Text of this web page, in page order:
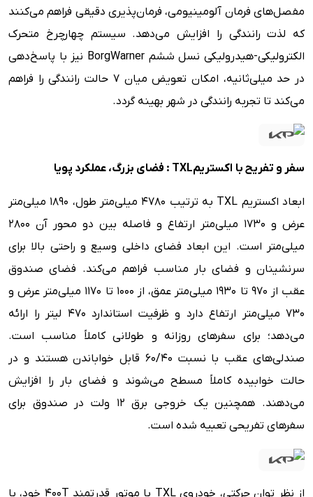
مفصل‌های فرمان آلومینیومی، فرمان‌پذیری دقیقی فراهم می‌کنند
که لذت رانندگی را افزایش می‌دهد. سیستم چهارچرخ متحرک
الکترولیکی-هیدرولیکی نسل ششم BorgWarner نیز با پاسخ‌دهی
در حد میلی‌ثانیه، امکان تعویض میان ۷ حالت رانندگی را فراهم
می‌کند تا تجربه رانندگی در شهر بهینه گردد.
سفر و تفریح با اکستریمTXL : فضای بزرگ، عملکرد پویا
ابعاد اکستریم TXL به ترتیب ۴۷۸۰ میلی‌متر طول، ۱۸۹۰ میلی‌متر
عرض و ۱۷۳۰ میلی‌متر ارتفاع و فاصله بین دو محور آن ۲۸۰۰
میلی‌متر است. این ابعاد فضای داخلی وسیع و راحتی بالا برای
سرنشینان و فضای بار مناسب فراهم می‌کند. فضای صندوق
عقب از ۹۷۰ تا ۱۹۳۰ میلی‌متر عمق، از ۱۰۰۰ تا ۱۱۷۰ میلی‌متر عرض و
۷۳۰ میلی‌متر ارتفاع دارد و ظرفیت استاندارد 470 لیتر را ارائه
می‌دهد؛ برای سفرهای روزانه و طولانی کاملاً مناسب است.
صندلی‌های عقب با نسبت ۶۰/۴۰ قابل خواباندن هستند و در
حالت خوابیده کاملاً مسطح می‌شوند و فضای بار را افزایش
می‌دهند. همچنین یک خروجی برق ۱۲ ولت در صندوق برای
سفرهای تفریحی تعبیه شده است.
از نظر توان حرکتی، خودروی TXL با موتور قدرتمند 400T خود، با